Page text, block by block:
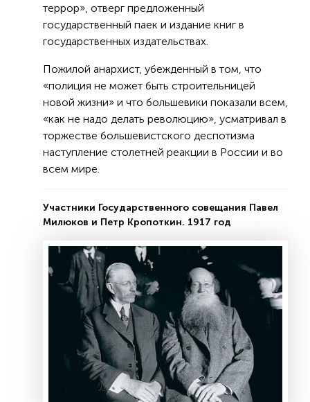
террор», отверг предложенный
государственный паек и издание книг в
государственных издательствах.
Пожилой анархист, убежденный в том, что
«полиция не может быть строительницей
новой жизни» и что большевики показали всем,
«как не надо делать революцию», усматривал в
торжестве большевистского деспотизма
наступление столетней реакции в России и во
всем мире.
Участники Государственного совещания Павел
Милюков и Петр Кропоткин. 1917 год